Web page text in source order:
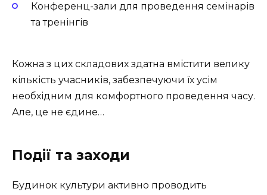
Конференц-зали для проведення семінарів
та тренінгів
Кожна з цих складових здатна вмістити велику
кількість учасників, забезпечуючи їх усім
необхідним для комфортного проведення часу.
Але, це не єдине…
Події та заходи
Будинок культури активно проводить